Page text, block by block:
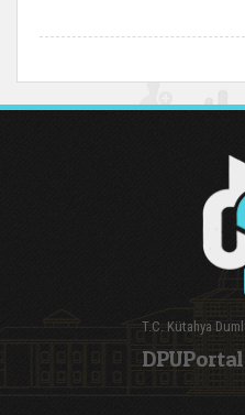
T.C. Kütahya